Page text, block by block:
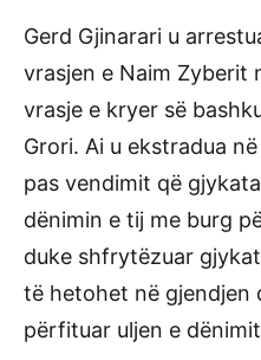
Gerd Gjinarari u
vrasjen e Naim Zyberit
vrasje e kryer së
Grori. Ai u ekstradua
pas vendimit që
dënimin e tij me burg
duke shfrytëzuar
të hetohet në gjendjen
përfituar uljen e